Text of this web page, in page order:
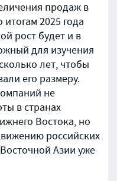
продаж в
2025 года
рост будет и в
для изучения
лет, чтобы
его размеру.
не
в странах
Востока, но
российских
Азии уже